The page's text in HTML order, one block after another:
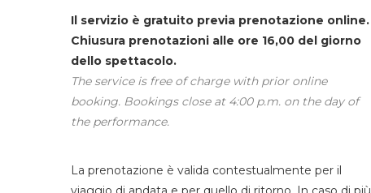
Il servizio è gratuito previa prenotazione online.
Chiusura prenotazioni alle ore 16,00 del giorno
dello spettacolo.
The service is free of charge with prior online
booking. Bookings close at 4:00 p.m. on the day of
the performance.
La prenotazione è valida contestualmente per il